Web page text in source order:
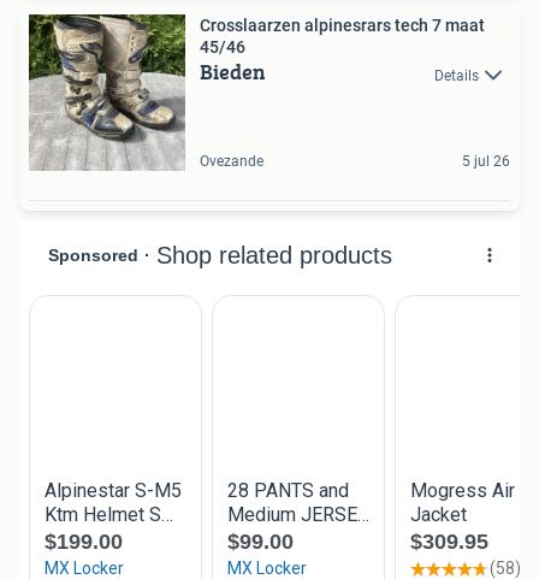
Crosslaarzen alpinesrars tech 7 maat
45/46
Bieden Details
Ovezande 5 jul 26